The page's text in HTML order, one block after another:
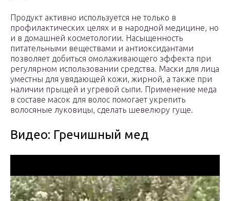
Продукт активно используется не только в
профилактических целях и в народной медицине, но
и в домашней косметологии. Насыщенность
питательными веществами и антиоксидантами
позволяет добиться омолаживающего эффекта при
регулярном использовании средства. Маски для лица
уместны для увядающей кожи, жирной, а также при
наличии прыщей и угревой сыпи. Применение меда
в составе масок для волос помогает укрепить
волосяные луковицы, сделать шевелюру гуще.
Видео: Гречишный мед